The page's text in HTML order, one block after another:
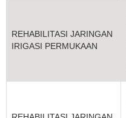
REHABILITASI JARINGAN
IRIGASI PERMUKAAN